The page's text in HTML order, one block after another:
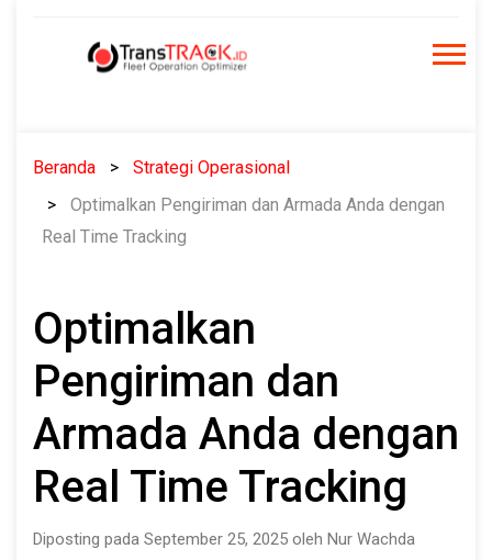
Beranda
Strategi Operasional
Optimalkan Pengiriman dan Armada Anda dengan
Real Time Tracking
Optimalkan
Pengiriman dan
Armada Anda dengan
Real Time Tracking
Diposting pada September 25, 2025 oleh Nur Wachda